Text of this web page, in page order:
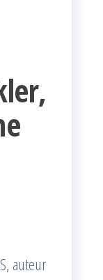
auteur